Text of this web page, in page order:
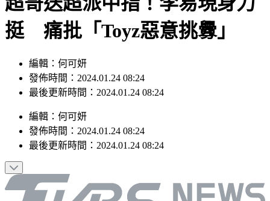
挺 痛批「Toyz惡意挑釁」
發佈時間：2024.01.24 08:24
最後更新時間：2024.01.24 08:24
發佈時間：2024.01.24 08:24
最後更新時間：2024.01.24 08:24